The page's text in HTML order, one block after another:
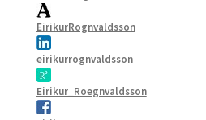
EirikurRognvaldsson
eirikurrognvaldsson
Eirikur_Roegnvaldsson